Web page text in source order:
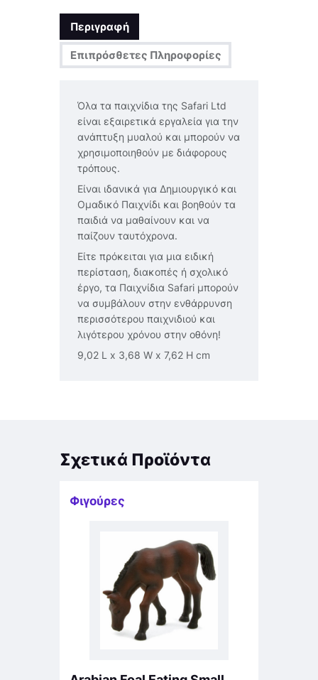
Περιγραφή
Επιπρόσθετες Πληροφορίες
Όλα τα παιχνίδια της Safari Ltd
είναι εξαιρετικά εργαλεία για την
ανάπτυξη μυαλού και μπορούν να
χρησιμοποιηθούν με διάφορους
τρόπους.
Είναι ιδανικά για Δημιουργικό και
Ομαδικό Παιχνίδι και βοηθούν τα
παιδιά να μαθαίνουν και να
παίζουν ταυτόχρονα.
Είτε πρόκειται για μια ειδική
περίσταση, διακοπές ή σχολικό
έργο, τα Παιχνίδια Safari μπορούν
να συμβάλουν στην ενθάρρυνση
περισσότερου παιχνιδιού και
λιγότερου χρόνου στην οθόνη!
9,02 L x 3,68 W x 7,62 H cm
Σχετικά Προϊόντα
Φιγούρες